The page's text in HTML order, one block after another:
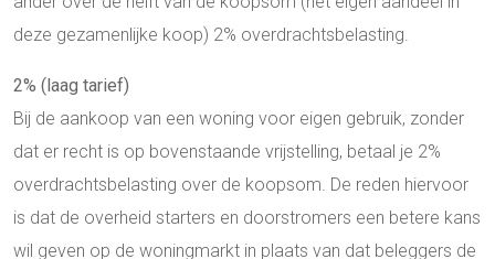
deze gezamenlijke koop) 2% overdrachtsbelasting.
2% (laag tarief)
Bij de aankoop van een woning voor eigen gebruik, zonder
dat er recht is op bovenstaande vrijstelling, betaal je 2%
overdrachtsbelasting over de koopsom. De reden hiervoor
is dat de overheid starters en doorstromers een betere kans
wil geven op de woningmarkt in plaats van dat beleggers de